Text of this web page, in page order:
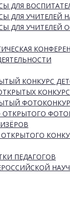
ДЛЯ
ДЛЯ УЧИТЕЛЕЙ
ДЛЯ
КОНКУРС
ОТКРЫТОГО
ПЕДАГОГОВ